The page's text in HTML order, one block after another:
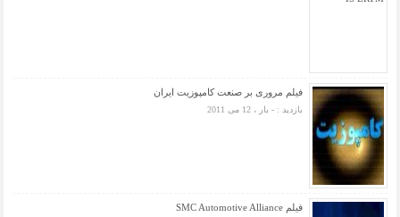
فیلم مروری بر صنعت کامپوزیت ایران
بازدید : - بار ، 12 می 2011
فیلم SMC Automotive Alliance